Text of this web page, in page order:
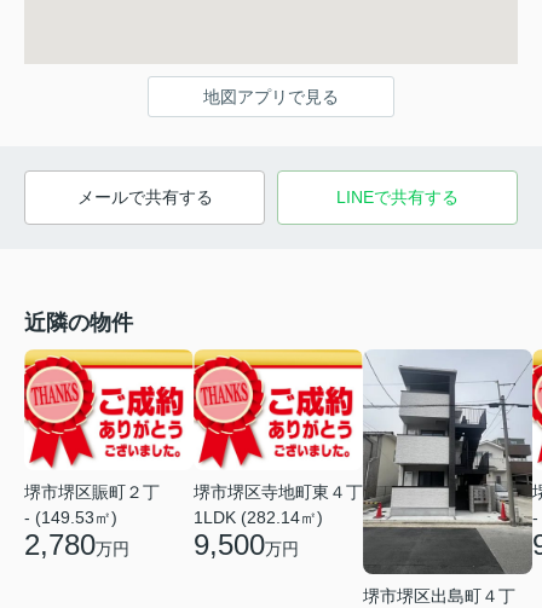
地図アプリで見る
メールで共有する LINEで共有する
近隣の物件
堺市堺区賑町２丁
- (149.53㎡)
2,780万円
堺市堺区寺地町東４丁
1LDK (282.14㎡)
9,500万円
堺市堺区出島町４丁
-